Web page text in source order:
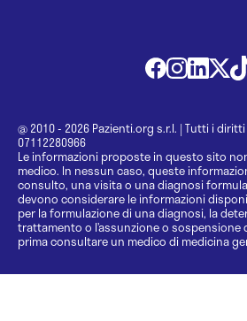
@ 2010 - 2026 Pazienti.org s.r.l. | Tutti i
07112280966
Le informazioni proposte in questo sito
medico. In nessun caso, queste
consulto, una visita o una diagnosi
devono considerare le informazioni
per la formulazione di una diagnosi, la
trattamento o l’assunzione o sospensione
prima consultare un medico di medicina